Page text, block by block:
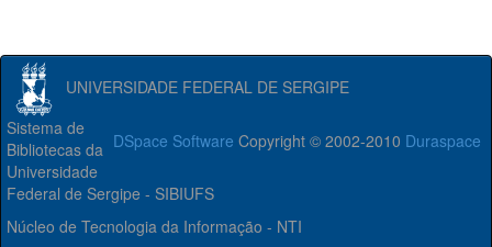
UNIVERSIDADE FEDERAL DE SERGIPE
DSpace Software Copyright © 2002-2010 Duraspace
Sistema de
Bibliotecas da
Universidade
Federal de Sergipe - SIBIUFS
Núcleo de Tecnologia da Informação - NTI